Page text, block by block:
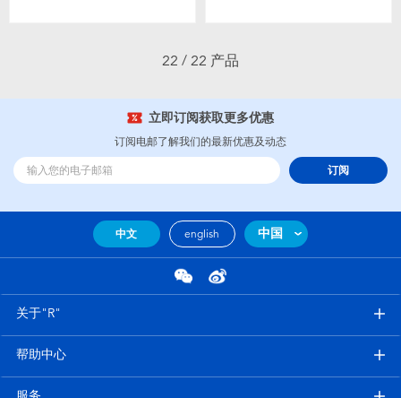
22 / 22 产品
立即订阅获取更多优惠
订阅电邮了解我们的最新优惠及动态
订阅
中文 english 中国
关于"R"
帮助中心